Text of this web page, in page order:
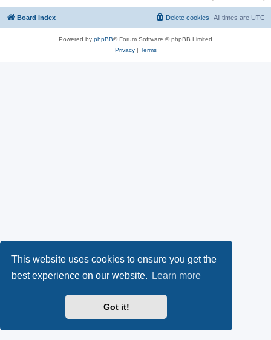
This website uses cookies to ensure you get the
best experience on our website.
Learn more
Got it!
Board index All times are UTC
Delete cookies
Powered by phpBB® Forum Software © phpBB Limited
Privacy| Terms